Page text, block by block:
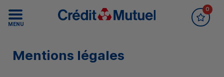
Accueil Crédit MutuelRecrutement
MENU
0
Mentions légales